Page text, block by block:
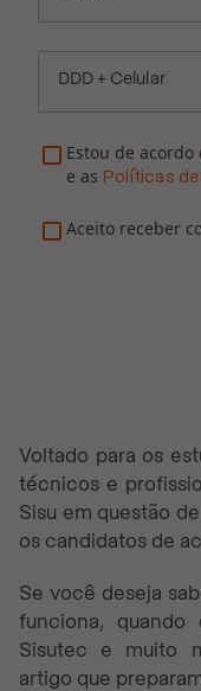
DDD + Celular
Estou de acordo
e as Políticas
Aceito receber
Voltado para os
técnicos e
Sisu em questão
os candidatos de
Se você deseja
funciona,
Sisutec e muito
artigo que